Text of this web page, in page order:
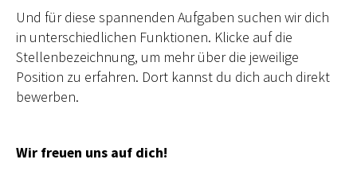
Und für diese spannenden Aufgaben suchen wir dich
in unterschiedlichen Funktionen. Klicke auf die
Stellenbezeichnung, um mehr über die jeweilige
Position zu erfahren. Dort kannst du dich auch direkt
bewerben.
Wir freuen uns auf dich!